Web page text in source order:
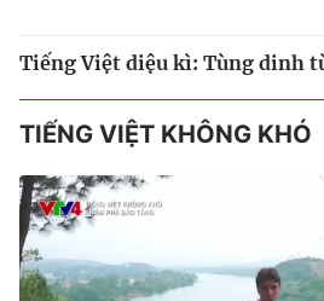
Tiếng Việt diệu kì: Tùng dinh
TIẾNG VIỆT KHÔNG KHÓ